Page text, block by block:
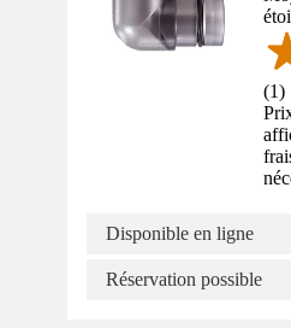
(1)
Disponible en ligne
Réservation possible